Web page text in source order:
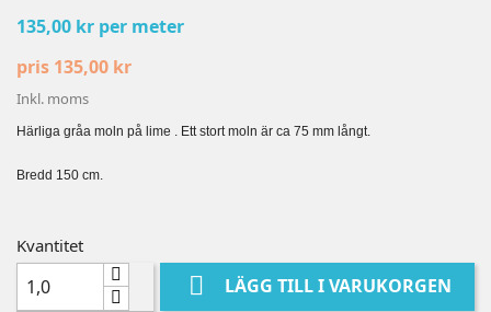
135,00 kr per meter
pris 135,00 kr
Inkl. moms
Härliga gråa moln på lime . Ett stort moln är ca 75 mm långt.
Bredd 150 cm.
Kvantitet
 LÄGG TILL I VARUKORGEN